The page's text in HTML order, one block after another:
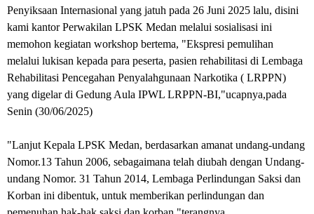
Penyiksaan Internasional yang jatuh pada 26 Juni 2025 lalu, disini
kami kantor Perwakilan LPSK Medan melalui sosialisasi ini
memohon kegiatan workshop bertema, "Ekspresi pemulihan
melalui lukisan kepada para peserta, pasien rehabilitasi di Lembaga
Rehabilitasi Pencegahan Penyalahgunaan Narkotika ( LRPPN)
yang digelar di Gedung Aula IPWL LRPPN-BI,"ucapnya,pada
Senin (30/06/2025)
"Lanjut Kepala LPSK Medan, berdasarkan amanat undang-undang
Nomor.13 Tahun 2006, sebagaimana telah diubah dengan Undang-
undang Nomor. 31 Tahun 2014, Lembaga Perlindungan Saksi dan
Korban ini dibentuk, untuk memberikan perlindungan dan